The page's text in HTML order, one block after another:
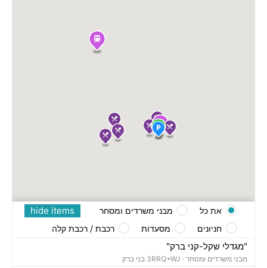
"מגדלי שקל-קני ברק"
מבני משרדים ומסחר ·
hide items את כל
מבני משרדים ומסחר
חניונים
מסעדות רכבת / רכבת קלה